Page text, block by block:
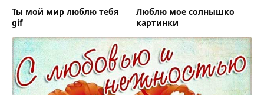
Ты мой мир люблю тебя
gif
Люблю мое солнышко
картинки